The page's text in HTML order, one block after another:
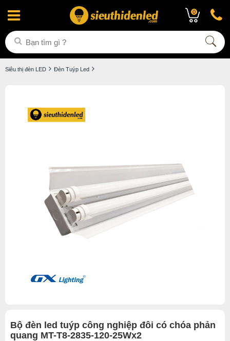
0
Siêu thị đèn LED Đèn Tuýp Led
Bộ đèn led tuýp công nghiệp đôi có chóa phản
quang MT-T8-2835-120-25Wx2